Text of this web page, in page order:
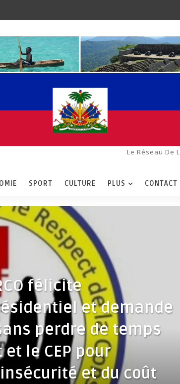
Le Réseau De
SPORT CULTURE PLUS CONTACT
félicite
et demande
perdre de temps
le CEP pour
et du coût